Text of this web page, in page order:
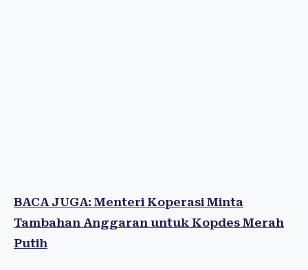
BACA JUGA: Menteri Koperasi Minta
Tambahan Anggaran untuk Kopdes Merah
Putih